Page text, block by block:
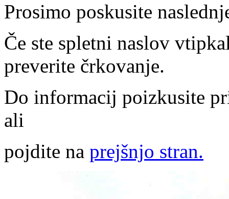
Prosimo poskusite
Če ste spletni naslov
preverite črkovanje.
Do informacij poizkusite
ali
pojdite na prejšnjo stran.